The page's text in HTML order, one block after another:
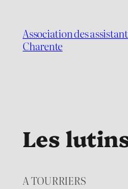
contenu
Association des
Charente
Les
A TOURRIERS